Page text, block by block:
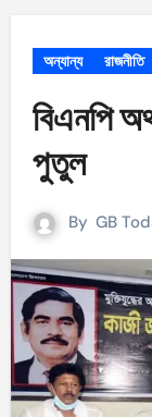
অন্যান্য রাজনীতি
বিএনপি
পুতুল
By GB